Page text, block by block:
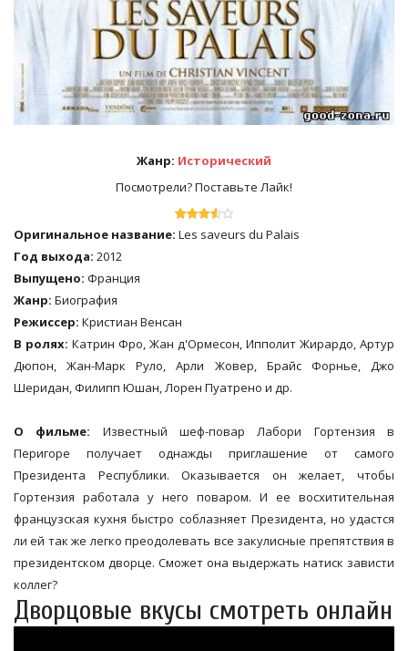
Жанр: Исторический
Посмотрели? Поставьте Лайк!
Оригинальное название: Les saveurs du Palais
Год выхода: 2012
Выпущено: Франция
Жанр: Биография
Режиссер: Кристиан Венсан
В ролях: Катрин Фро, Жан д'Ормесон, Ипполит Жирардо, Артур
Дюпон, Жан-Марк Руло, Арли Жовер, Брайс Форнье, Джо
Шеридан, Филипп Юшан, Лорен Пуатрено и др.
О фильме: Известный шеф-повар Лабори Гортензия в
Перигоре получает однажды приглашение от самого
Президента Республики. Оказывается он желает, чтобы
Гортензия работала у него поваром. И ее восхитительная
французская кухня быстро соблазняет Президента, но удастся
ли ей так же легко преодолевать все закулисные препятствия в
президентском дворце. Сможет она выдержать натиск зависти
коллег?
Дворцовые вкусы смотреть онлайн